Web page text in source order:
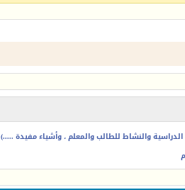
والنشاط للطالب والمعلم ، وأشياء مفيدة .....)